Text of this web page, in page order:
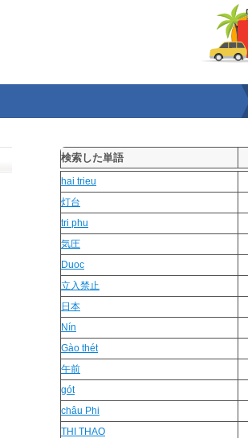
検索した単語
hai trieu
灯台
tri phu
気圧
Duoc
立入禁止
日本
Nín
Gào thét
午前
gót
châu Phi
THI THAO